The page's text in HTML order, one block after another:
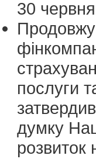
30
послуги
думку
розвиток